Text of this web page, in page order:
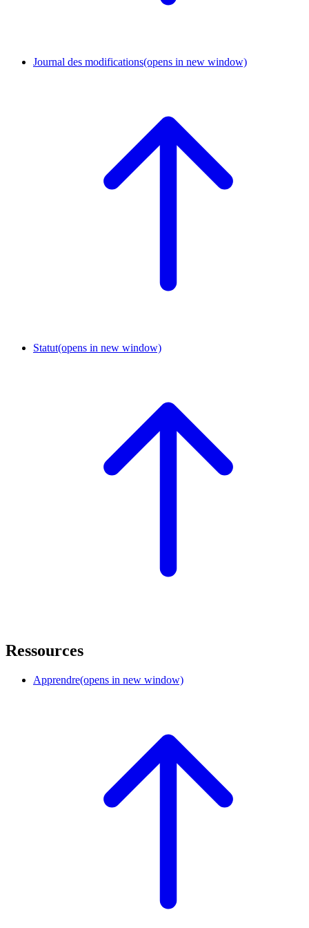
Journal des modifications(opens in new window)
Statut(opens in new window)
Ressources
Apprendre(opens in new window)